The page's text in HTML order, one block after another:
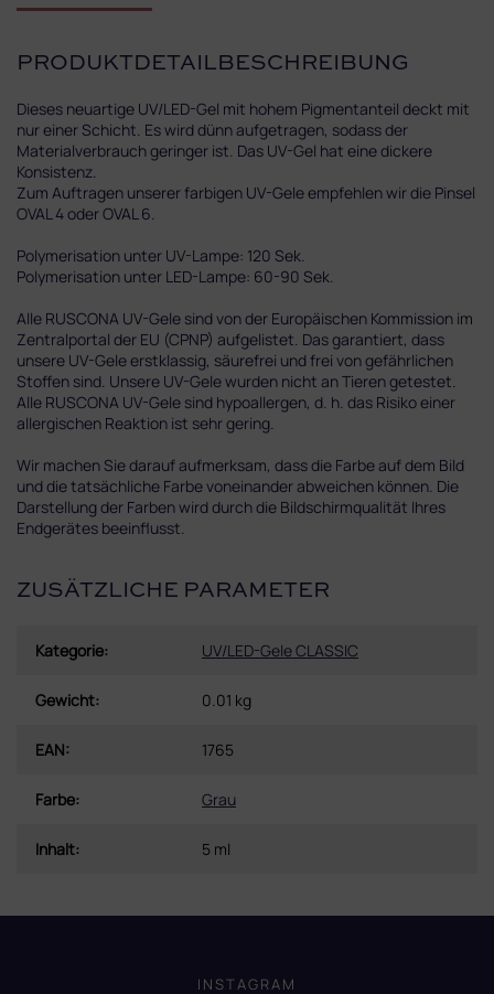
PRODUKTDETAILBESCHREIBUNG
Dieses neuartige UV/LED-Gel mit hohem Pigmentanteil deckt mit
nur einer Schicht. Es wird dünn aufgetragen, sodass der
Materialverbrauch geringer ist. Das UV-Gel hat eine dickere
Konsistenz.
Zum Auftragen unserer farbigen UV-Gele empfehlen wir die Pinsel
OVAL 4 oder OVAL 6.
Polymerisation unter UV-Lampe: 120 Sek.
Polymerisation unter LED-Lampe: 60-90 Sek.
Alle RUSCONA UV-Gele sind von der Europäischen Kommission im
Zentralportal der EU (CPNP) aufgelistet. Das garantiert, dass
unsere UV-Gele erstklassig, säurefrei und frei von gefährlichen
Stoffen sind. Unsere UV-Gele wurden nicht an Tieren getestet.
Alle RUSCONA UV-Gele sind hypoallergen, d. h. das Risiko einer
allergischen Reaktion ist sehr gering.
Wir machen Sie darauf aufmerksam, dass die Farbe auf dem Bild
und die tatsächliche Farbe voneinander abweichen können. Die
Darstellung der Farben wird durch die Bildschirmqualität Ihres
Endgerätes beeinflusst.
ZUSÄTZLICHE PARAMETER
Kategorie: UV/LED-Gele CLASSIC
Gewicht: 0.01 kg
EAN: 1765
Farbe: Grau
Inhalt: 5 ml
INSTAGRAM